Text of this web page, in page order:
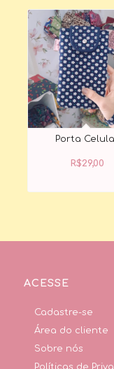
Porta
R$29,00
ACESSE
Cadastre-se
Área do cliente
Sobre nós
Políticas de